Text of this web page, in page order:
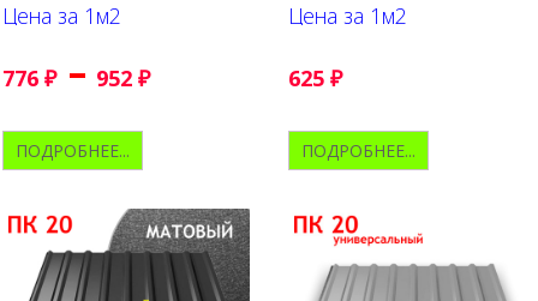
Цена за 1м2
776 ₽ – 952 ₽
ПОДРОБНЕЕ...
Цена за 1м2
625 ₽
ПОДРОБНЕЕ...